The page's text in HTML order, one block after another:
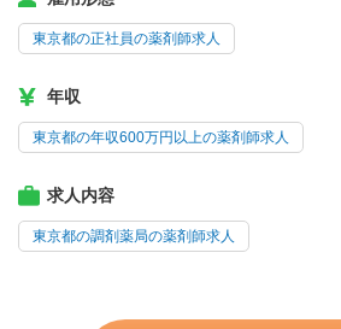
東京都の正社員の薬剤師求人
年収
東京都の年収600万円以上の薬剤師求人
求人内容
東京都の調剤薬局の薬剤師求人